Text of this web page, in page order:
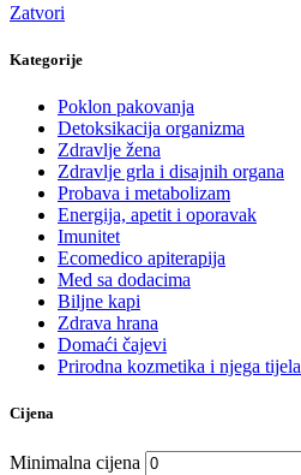
Zatvori
Kategorije
Poklon pakovanja
Detoksikacija organizma
Zdravlje žena
Zdravlje grla i disajnih organa
Probava i metabolizam
Energija, apetit i oporavak
Imunitet
Ecomedico apiterapija
Med sa dodacima
Biljne kapi
Zdrava hrana
Domaći čajevi
Prirodna kozmetika i njega tijela
Cijena
Minimalna cijena